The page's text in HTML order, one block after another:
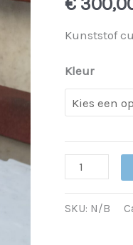
Kunststof
Kleur
SKU: N/B